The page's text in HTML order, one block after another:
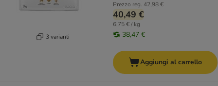
3 varianti
Prezzo reg. 42,98 €
40,49 €
6,75 € / kg
38,47 €
Aggiungi al carrello